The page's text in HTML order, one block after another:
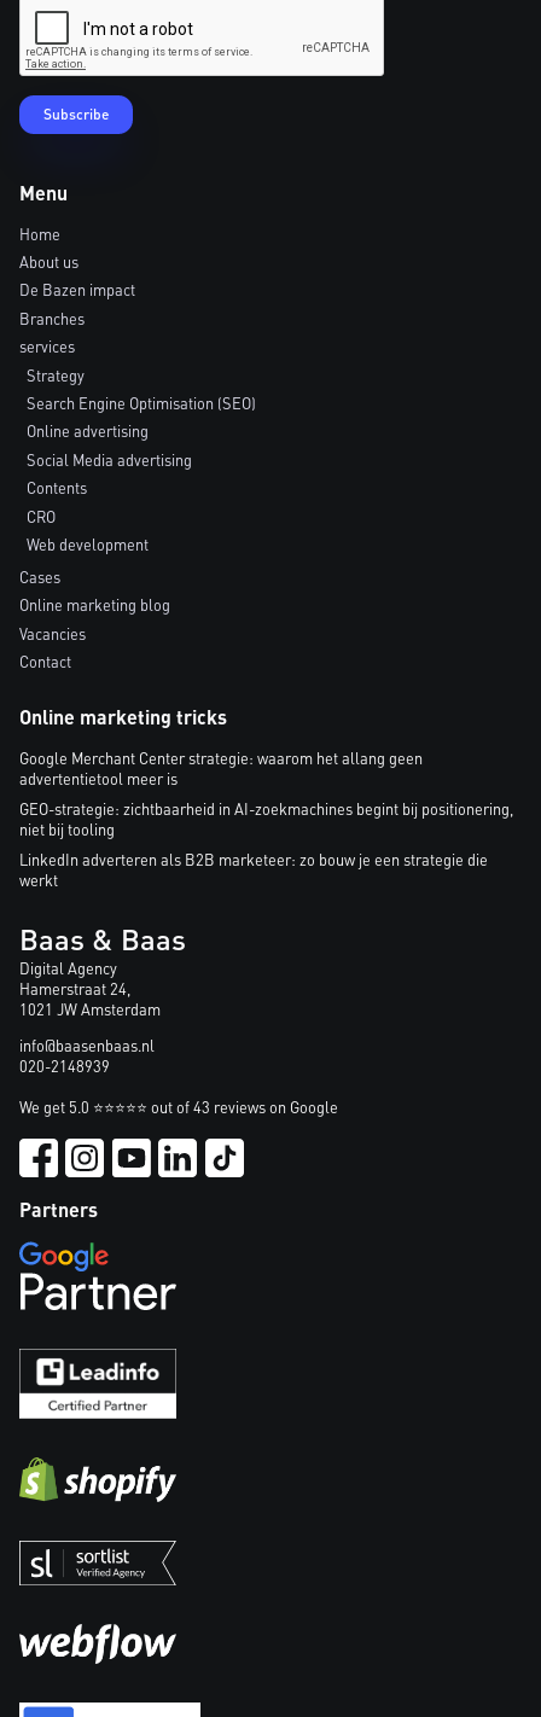
Menu
Home
About us
De Bazen impact
Branches
services
Strategy
Search Engine Optimisation (SEO)
Online advertising
Social Media advertising
Contents
CRO
Web development
Cases
Online marketing blog
Vacancies
Contact
Online marketing tricks
Google Merchant Center strategie: waarom het allang geen
advertentietool meer is
GEO-strategie: zichtbaarheid in AI-zoekmachines begint bij positionering,
niet bij tooling
LinkedIn adverteren als B2B marketeer: zo bouw je een strategie die
werkt
Baas & Baas
Digital Agency
Hamerstraat 24,
1021 JW Amsterdam
info@baasenbaas.nl
020-2148939
We get 5.0 ⭐⭐⭐⭐⭐ out of 43 reviews on Google
Partners